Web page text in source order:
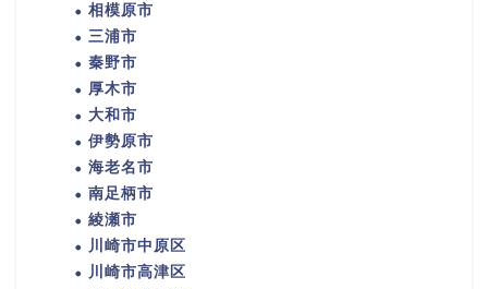
相模原市
三浦市
秦野市
厚木市
大和市
伊勢原市
海老名市
南足柄市
綾瀬市
川崎市中原区
川崎市高津区